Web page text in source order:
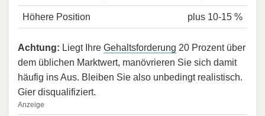
Höhere Position plus 10-15 %
Achtung: Liegt Ihre Gehaltsforderung 20 Prozent über
dem üblichen Marktwert, manövrieren Sie sich damit
häufig ins Aus. Bleiben Sie also unbedingt realistisch.
Gier disqualifiziert.
Anzeige